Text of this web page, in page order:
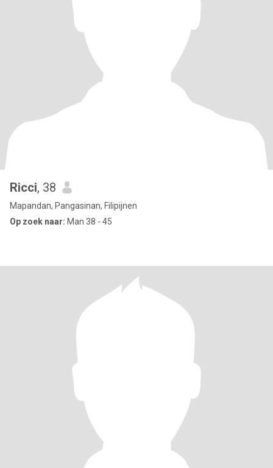
Ricci, 38
Mapandan, Pangasinan, Filipijnen
Op zoek naar: Man 38 - 45